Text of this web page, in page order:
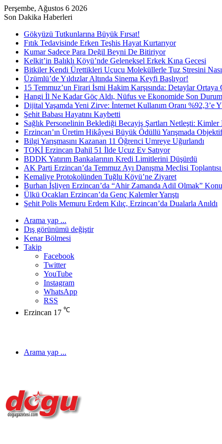
Perşembe, Ağustos 6 2026
Son Dakika Haberleri
Gökyüzü Tutkunlarına Büyük Fırsat!
Fıtık Tedavisinde Erken Teşhis Hayat Kurtarıyor
Kumar Sadece Para Değil Beyni De Bitiriyor
Kelkit’in Balıklı Köyü’nde Geleneksel Erkek Kına Gecesi
Bitkiler Kendi Ürettikleri Uçucu Moleküllerle Tuz Stresini
Üzümlü’de Yıldızlar Altında Sinema Keyfi Başlıyor!
15 Temmuz’un Firari İsmi Hakim Karşısında: Detaylar Ortaya
Hangi İl Ne Kadar Göç Aldı, Nüfus ve Ekonomide Son
Dijital Yaşamda Yeni Zirve: İnternet Kullanım Oranı %92,3’e
Şehit Babası Hayatını Kaybetti
Sağlık Personelinin Beklediği Becayiş Şartları Netleşti:
Erzincan’ın Üretim Hikâyesi Büyük Ödüllü Yarışmada
Bilgi Yarışmasını Kazanan 11 Öğrenci Umreye Uğurlandı
TOKİ Erzincan Dahil 51 İlde Ucuz Ev Satıyor
BDDK Yatırım Bankalarının Kredi Limitlerini Düşürdü
AK Parti Erzincan’da Temmuz Ayı Danışma Meclisi Toplantısı
Kemaliye Protokolünden Tuğlu Köyü’ne Ziyaret
Burhan İşliyen Erzincan’da “Ahir Zamanda Adil Olmak”
Ülkü Ocakları Erzincan’da Genç Kalemler Yarıştı
Şehit Polis Memuru Erdem Kılıç, Erzincan’da Dualarla Anıldı
Arama yap ...
Dış görünümü değiştir
Kenar Bölmesi
Takip
Facebook
Twitter
YouTube
Instagram
WhatsApp
RSS
Erzincan 17 ℃
Arama yap ...